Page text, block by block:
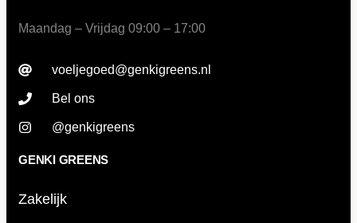
Maandag – Vrijdag 09:00 – 17:00
voeljegoed@genkigreens.nl
Bel ons
@genkigreens
GENKI GREENS
Zakelijk